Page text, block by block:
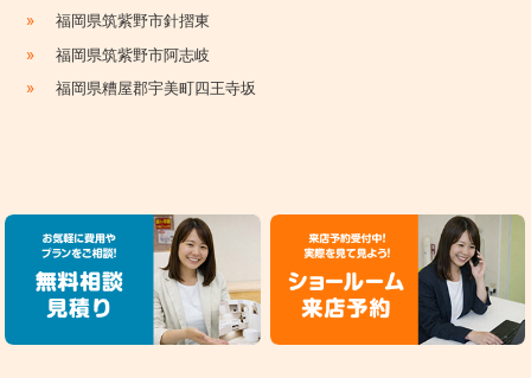
» 福岡県筑紫野市針摺東
» 福岡県筑紫野市阿志岐
» 福岡県糟屋郡宇美町四王寺坂